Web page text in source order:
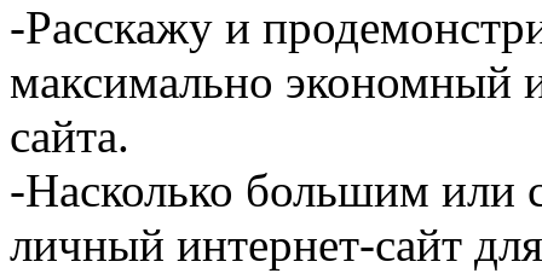
-Расскажу и
максимально экономный
сайта.
-Насколько большим
личный интернет-сайт